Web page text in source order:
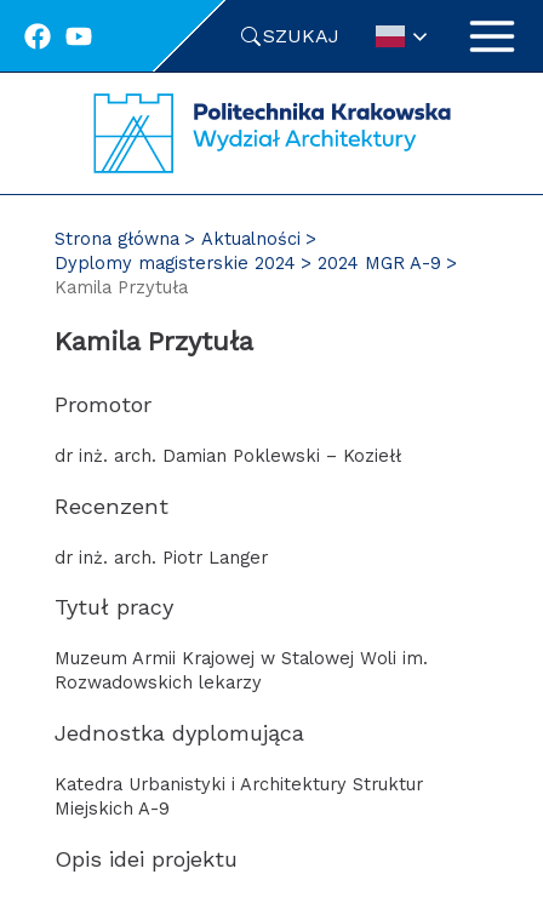
SZUKAJ
Strona główna
Aktualności
Dyplomy magisterskie 2024
2024 MGR A-9
Kamila Przytuła
Kamila Przytuła
Promotor
dr inż. arch. Damian Poklewski – Koziełł
Recenzent
dr inż. arch. Piotr Langer
Tytuł pracy
Muzeum Armii Krajowej w Stalowej Woli im.
Rozwadowskich lekarzy
Jednostka dyplomująca
Katedra Urbanistyki i Architektury Struktur
Miejskich A-9
Opis idei projektu